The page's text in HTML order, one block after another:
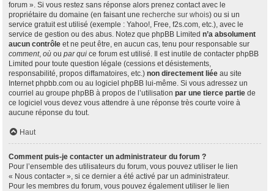
forum ». Si vous restez sans réponse alors prenez contact avec le
propriétaire du domaine (en faisant une recherche sur whois) ou si un
service gratuit est utilisé (exemple : Yahoo!, Free, f2s.com, etc.), avec le
service de gestion ou des abus. Notez que phpBB Limited n’a absolument
aucun contrôle et ne peut être, en aucun cas, tenu pour responsable sur
comment, où ou par qui ce forum est utilisé. Il est inutile de contacter phpBB
Limited pour toute question légale (cessions et désistements,
responsabilité, propos diffamatoires, etc.) non directement liée au site
Internet phpbb.com ou au logiciel phpBB lui-même. Si vous adressez un
courriel au groupe phpBB à propos de l’utilisation par une tierce partie de
ce logiciel vous devez vous attendre à une réponse très courte voire à
aucune réponse du tout.
Haut
Comment puis-je contacter un administrateur du forum ?
Pour l’ensemble des utilisateurs du forum, vous pouvez utiliser le lien
« Nous contacter », si ce dernier a été activé par un administrateur.
Pour les membres du forum, vous pouvez également utiliser le lien